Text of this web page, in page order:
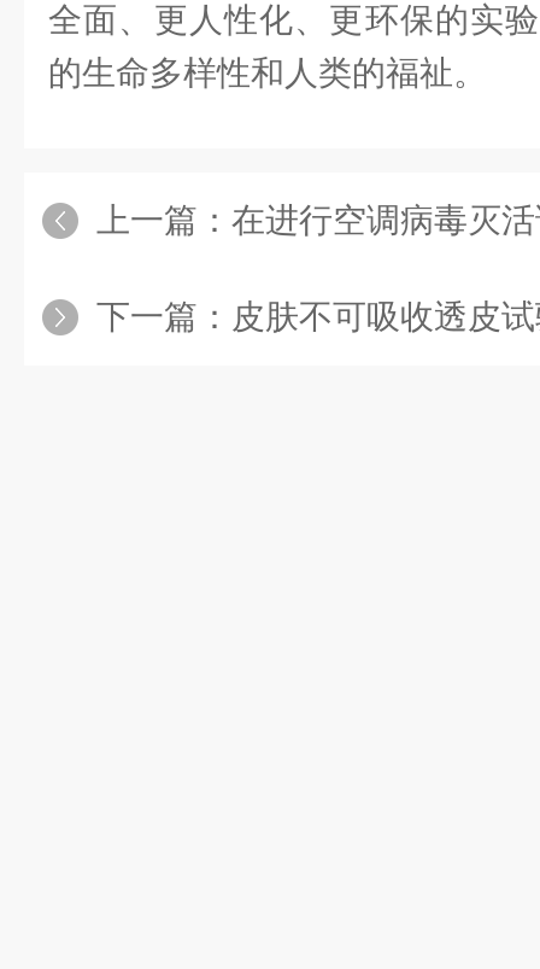
全面、更人性化、更环保的实
的生命多样性和人类的福祉。
上一篇： 在进行空调病毒灭活试
下一篇： 皮肤不可吸收透皮